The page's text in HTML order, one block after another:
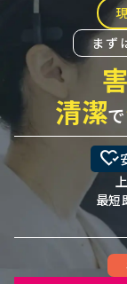
まず
清潔で
heart_check
最短